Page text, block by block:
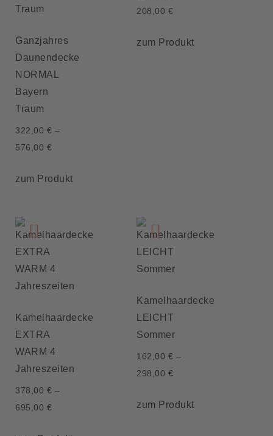
Ganzjahres
Daunendecke
NORMAL
Bayern
Traum
322,00 € –
576,00 €
zum Produkt
208,00 €
zum Produkt
Kamelhaardecke
EXTRA
WARM 4
Jahreszeiten
378,00 € –
695,00 €
Kamelhaardecke
LEICHT
Sommer
162,00 € –
298,00 €
zum Produkt